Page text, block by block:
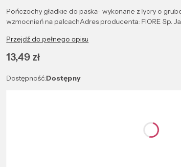
Pończochy gładkie do paska- wykonane z lycry o
wzmocnień na palcachAdres producenta: FIORE Sp.
Przejdź do pełnego opisu
Cena
13,49 zł
Dostępność:Dostępny